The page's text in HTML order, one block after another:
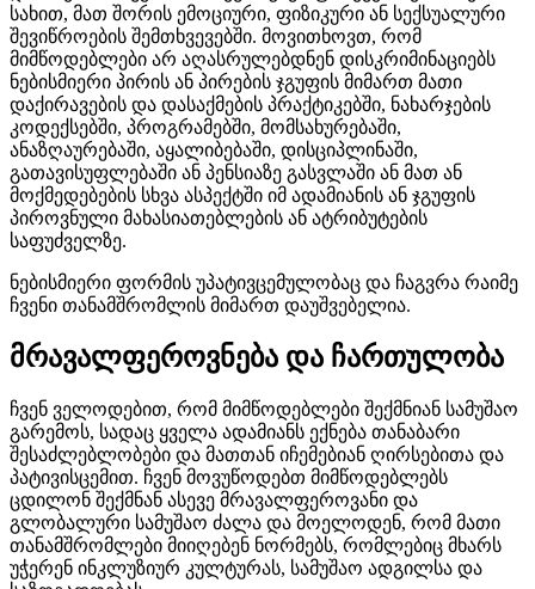
სახით, მათ შორის ემოციური, ფიზიკური ან სექსუალური
შევიწროების შემთხვევებში. მოვითხოვთ, რომ
მიმწოდებლები არ აღასრულებდნენ დისკრიმინაციებს
ნებისმიერი პირის ან პირების ჯგუფის მიმართ მათი
დაქირავების და დასაქმების პრაქტიკებში, ნახარჯების
კოდექსებში, პროგრამებში, მომსახურებაში,
ანაზღაურებაში, აყალიბებაში, დისციპლინაში,
გათავისუფლებაში ან პენსიაზე გასვლაში ან მათ ან
მოქმედებების სხვა ასპექტში იმ ადამიანის ან ჯგუფის
პიროვნული მახასიათებლების ან ატრიბუტების
საფუძველზე.
ნებისმიერი ფორმის უპატივცემულობაც და ჩაგვრა რაიმე
ჩვენი თანამშრომლის მიმართ დაუშვებელია.
მრავალფეროვნება და ჩართულობა
ჩვენ ველოდებით, რომ მიმწოდებლები შექმნიან სამუშაო
გარემოს, სადაც ყველა ადამიანს ექნება თანაბარი
შესაძლებლობები და მათთან იჩემებიან ღირსებითა და
პატივისცემით. ჩვენ მოვუწოდებთ მიმწოდებლებს
ცდილონ შექმნან ასევე მრავალფეროვანი და
გლობალური სამუშაო ძალა და მოელოდენ, რომ მათი
თანამშრომლები მიიღებენ ნორმებს, რომლებიც მხარს
უჭერენ ინკლუზიურ კულტურას, სამუშაო ადგილსა და